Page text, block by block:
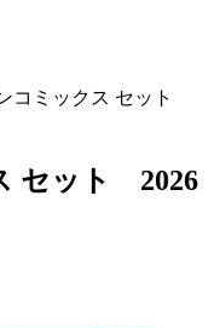
コミックス セット
セット 2026